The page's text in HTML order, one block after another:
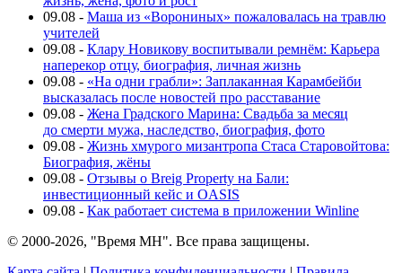
09.08 - Маша из «Ворониных» пожаловалась на травлю
учителей
09.08 - Клару Новикову воспитывали ремнём: Карьера
наперекор отцу, биография, личная жизнь
09.08 - «На одни грабли»: Заплаканная Карамбейби
высказалась после новостей про расставание
09.08 - Жена Градского Марина: Свадьба за месяц
до смерти мужа, наследство, биография, фото
09.08 - Жизнь хмурого мизантропа Стаса Старовойтова:
Биография, жёны
09.08 - Отзывы о Breig Property на Бали:
инвестиционный кейс и OASIS
09.08 - Как работает система в приложении Winline
© 2000-2026, "Время МН". Все права защищены.